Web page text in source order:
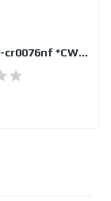
HP AIO 27-cr0076nf *CW3L9EA ABF